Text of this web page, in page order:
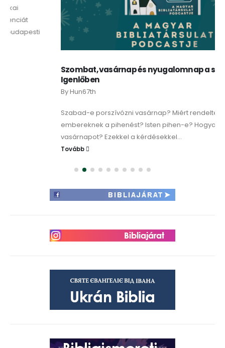
Szombat, vasárnap és nyugalomnap a szeptemberi
Szabad-e porszívózni vasárnap? Miért rendelte el Isten az
embereknek a pihenést? Isten pihen-e? Hogyan töltsük a
vasárnapot? Ezekkel a kérdésekkel...